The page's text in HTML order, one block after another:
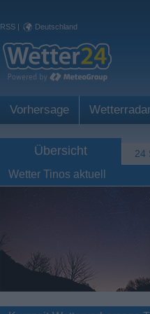
RSS | Deutschland
Vorhersage Wetterradar
Übersicht 24
Wetter Tinos aktuell